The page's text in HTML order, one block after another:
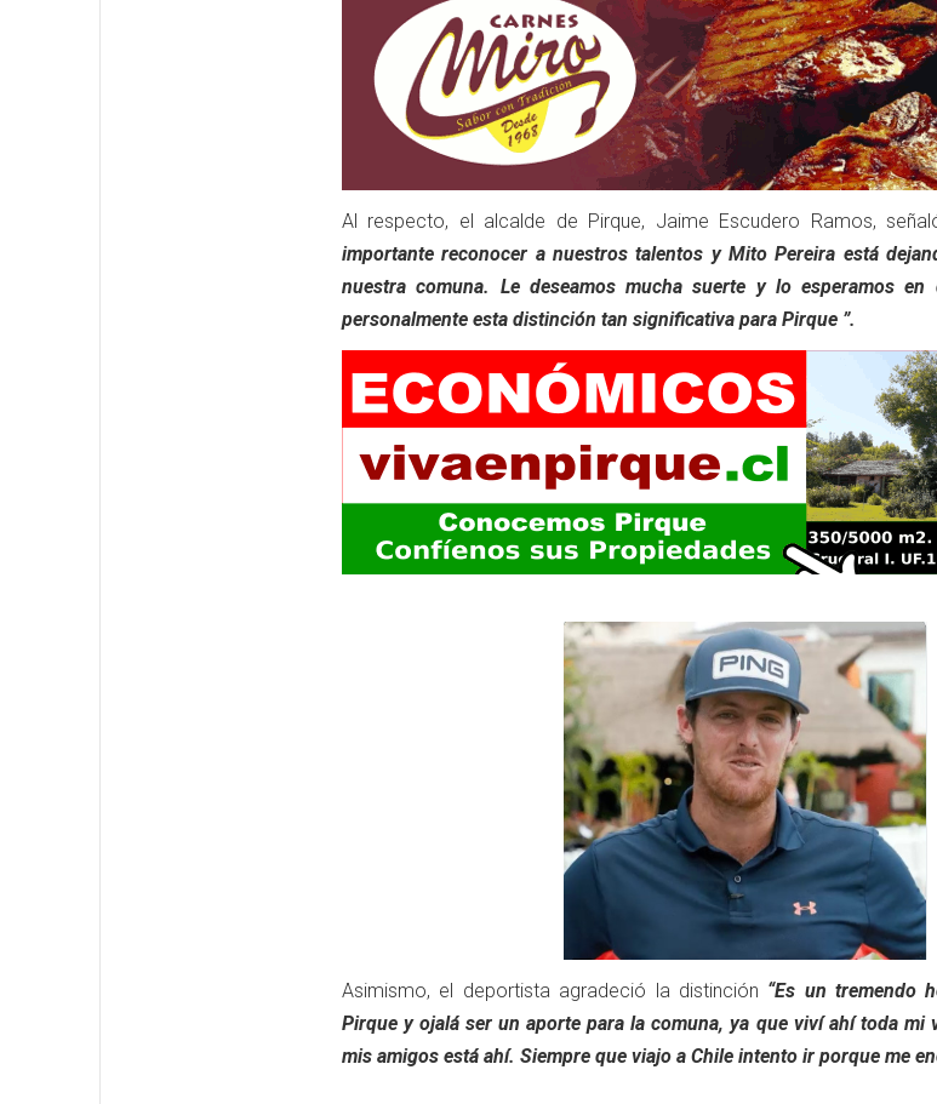
Al respecto, el alcalde de Pirque, Jaime Escudero Ramos,
importante reconocer a nuestros talentos y Mito Pereira está
nuestra comuna. Le deseamos mucha suerte y lo esperamos en
personalmente esta distinción tan significativa para Pirque ”.
Asimismo, el deportista agradeció la distinción “Es un tremendo
Pirque y ojalá ser un aporte para la comuna, ya que viví ahí toda mi
mis amigos está ahí. Siempre que viajo a Chile intento ir porque me